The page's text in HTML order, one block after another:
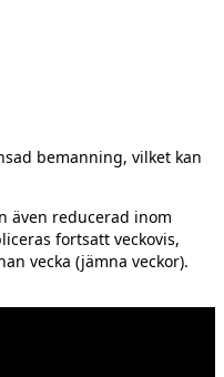
bemanning, vilket kan
även reducerad inom
fortsatt veckovis,
vecka (jämna veckor).